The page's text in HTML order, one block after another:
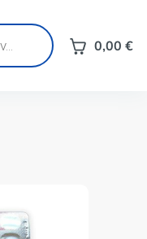
0,00 €